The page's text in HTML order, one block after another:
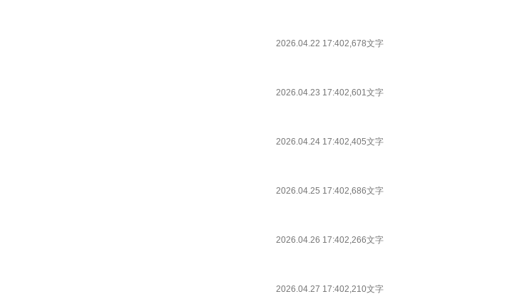
2026.04.22 17:402,678文字
2026.04.23 17:402,601文字
2026.04.24 17:402,405文字
2026.04.25 17:402,686文字
2026.04.26 17:402,266文字
2026.04.27 17:402,210文字